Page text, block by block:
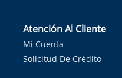
Atención Al Cliente
Mi Cuenta
Solicitud De Crédito